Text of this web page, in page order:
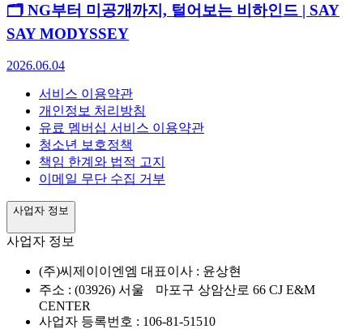
🗂️ NG부터 미공개까지, 털어보는 비하인드 | SAY
SAY MODYSSEY
2026.06.04
서비스 이용약관
개인정보 처리방침
유료 멤버십 서비스 이용약관
청소년 보호정책
책임 한계와 법적 고지
이메일 무단 수집 거부
사업자 정보
사업자 정보
(주)씨제이이엔엠 대표이사 : 윤상현
주소 : (03926) 서울 마포구 상암산로 66 CJ E&M
CENTER
사업자 등록번호 : 106-81-51510